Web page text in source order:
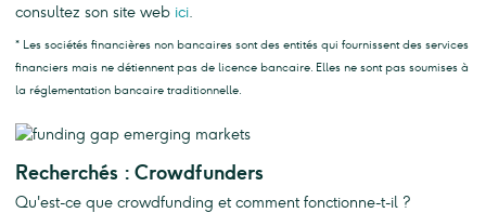
consultez son site web ici.
* Les sociétés financières non bancaires sont des entités qui fournissent des services
financiers mais ne détiennent pas de licence bancaire. Elles ne sont pas soumises à
la réglementation bancaire traditionnelle.
Recherchés : Crowdfunders
Qu'est-ce que crowdfunding et comment fonctionne-t-il ?